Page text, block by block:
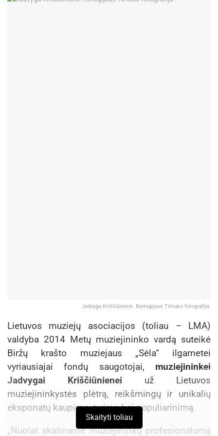
Jadvyga Kriščiūnienė. Remigijaus Timuko fotografija.
Lietuvos muziejų asociacijos (toliau – LMA)
valdyba 2014 Metų muziejininko vardą suteikė
Biržų krašto muziejaus „Sėla“ ilgametei
vyriausiajai fondų saugotojai, muziejininkei
Jadvygai Kriščiūnienei už Lietuvos
muziejininkystės plėtrą, reikšmingų ir unikalių
eksponatų kaupimą, tyrimą bei populiarinimą.
„Nuolat skatiname muziejininkų profesionalumą
Skaityti toliau